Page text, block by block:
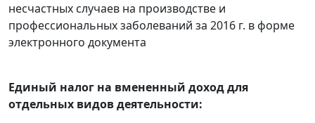
несчастных случаев на производстве и
профессиональных заболеваний за 2016 г. в форме
электронного документа
Единый налог на вмененный доход для
отдельных видов деятельности: